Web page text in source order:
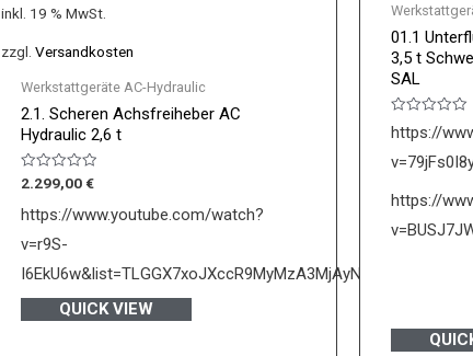
inkl. 19 % MwSt.
zzgl. Versandkosten
Werkstattgeräte AC-Hydraulic
2.1. Scheren Achsfreiheber AC
Hydraulic 2,6 t
Bewertet
0
von
2.299,00 €
https://www.youtube.com/watch?
v=r9S-
I6EkU6w&list=TLGGX7xoJXccR9MyMzA3MjAyNQ&t=1s
QUICK VIEW
01.1
3,5 t
SAL
Bewertet
mit
von
https://
https://